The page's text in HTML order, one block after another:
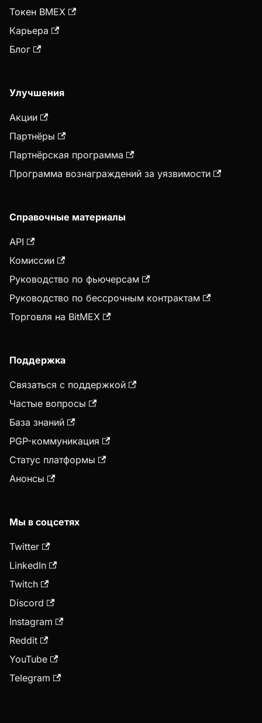
Токен BMEX
Карьера
Блог
Улучшения
Акции
Партнёры
Партнёрская программа
Программа вознаграждений за уязвимости
Справочные материалы
API
Комиссии
Руководство по фьючерсам
Руководство по бессрочным контрактам
Торговля на BitMEX
Поддержка
Связаться с поддержкой
Частые вопросы
База знаний
PGP-коммуникация
Статус платформы
Анонсы
Мы в соцсетях
Twitter
LinkedIn
Twitch
Discord
Instagram
Reddit
YouTube
Telegram